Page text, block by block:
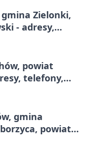
Zielonki,
- adresy,
powiat
telefony,
gmina
powiat